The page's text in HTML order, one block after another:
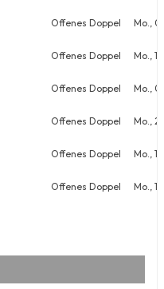
Offenes Doppel Mo.,
Offenes Doppel Mo.,
Offenes Doppel Mo.,
Offenes Doppel Mo.,
Offenes Doppel Mo.,
Offenes Doppel Mo.,